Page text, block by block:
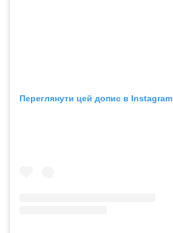
Переглянути цей допис в Instagram